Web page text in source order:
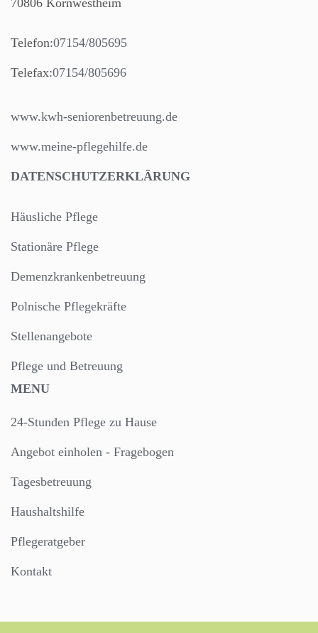
70806 Kornwestheim
Telefon:07154/805695
Telefax:07154/805696
www.kwh-seniorenbetreuung.de
www.meine-pflegehilfe.de
DATENSCHUTZERKLÄRUNG
Häusliche Pflege
Stationäre Pflege
Demenzkrankenbetreuung
Polnische Pflegekräfte
Stellenangebote
Pflege und Betreuung
MENU
24-Stunden Pflege zu Hause
Angebot einholen - Fragebogen
Tagesbetreuung
Haushaltshilfe
Pflegeratgeber
Kontakt